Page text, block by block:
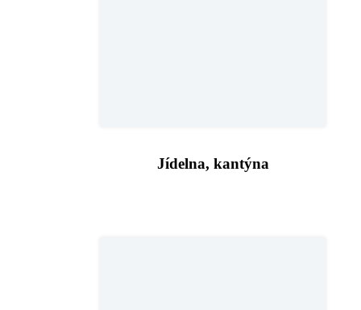
Jídelna, kantýna